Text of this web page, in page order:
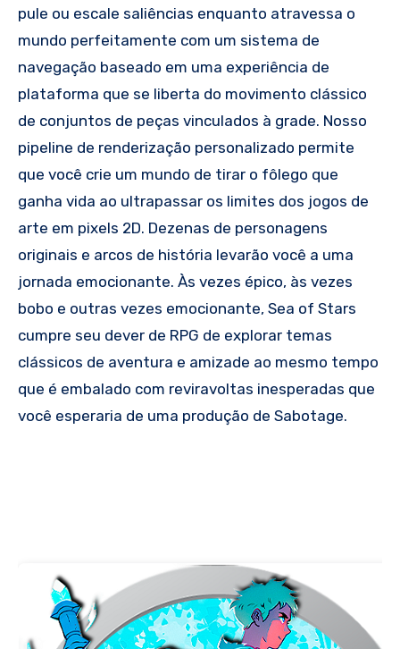
pule ou escale saliências enquanto atravessa o
mundo perfeitamente com um sistema de
navegação baseado em uma experiência de
plataforma que se liberta do movimento clássico
de conjuntos de peças vinculados à grade. Nosso
pipeline de renderização personalizado permite
que você crie um mundo de tirar o fôlego que
ganha vida ao ultrapassar os limites dos jogos de
arte em pixels 2D. Dezenas de personagens
originais e arcos de história levarão você a uma
jornada emocionante. Às vezes épico, às vezes
bobo e outras vezes emocionante, Sea of ​​Stars
cumpre seu dever de RPG de explorar temas
clássicos de aventura e amizade ao mesmo tempo
que é embalado com reviravoltas inesperadas que
você esperaria de uma produção de Sabotage.